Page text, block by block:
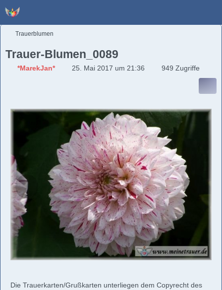
Trauerblumen
Trauer-Blumen_0089
*MarekJan* 25. Mai 2017 um 21:36 949 Zugriffe
Die Trauerkarten/Grußkarten unterliegen dem Copyrecht des